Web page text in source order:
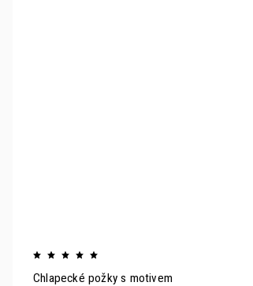
Chlapecké požky s motivem